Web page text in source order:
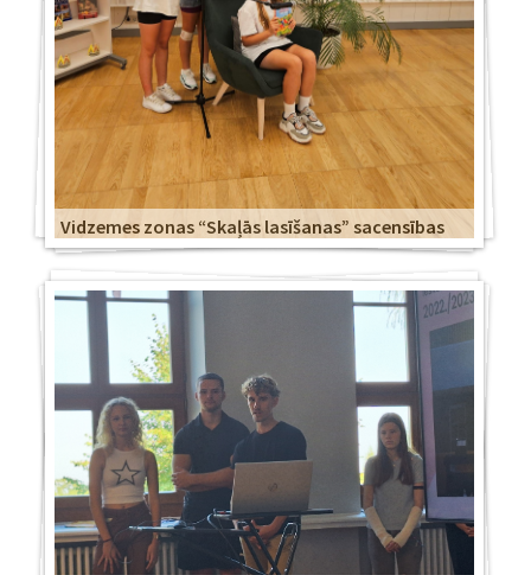
Vidzemes zonas “Skaļās lasīšanas” sacensības